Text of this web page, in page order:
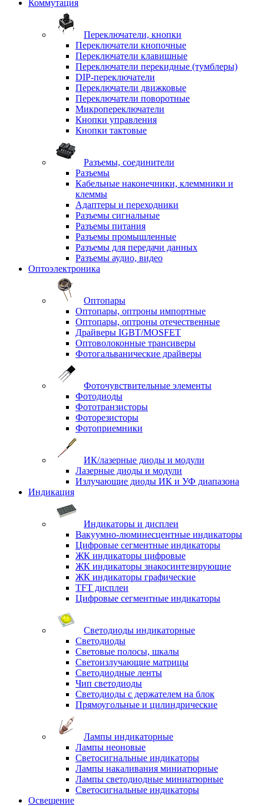
Коммутация
Переключатели, кнопки
Переключатели кнопочные
Переключатели клавишные
Переключатели перекидные (тумблеры)
DIP-переключатели
Переключатели движковые
Переключатели поворотные
Микропереключатели
Кнопки управления
Кнопки тактовые
Разъемы, соединители
Разъемы
Кабельные наконечники, клеммники и
клеммы
Адаптеры и переходники
Разъемы сигнальные
Разъемы питания
Разъемы промышленные
Разъемы для передачи данных
Разъемы аудио, видео
Оптоэлектроника
Оптопары
Оптопары, оптроны импортные
Оптопары, оптроны отечественные
Драйверы IGBT/MOSFET
Оптоволоконные трансиверы
Фотогальванические драйверы
Фоточувствительные элементы
Фотодиоды
Фототранзисторы
Фоторезисторы
Фотоприемники
ИК/лазерные диоды и модули
Лазерные диоды и модули
Излучающие диоды ИК и УФ диапазона
Индикация
Индикаторы и дисплеи
Вакуумно-люминесцентные индикаторы
Цифровые сегментные индикаторы
ЖК индикаторы цифровые
ЖК индикаторы знакосинтезирующие
ЖК индикаторы графические
TFT дисплеи
Цифровые сегментные индикаторы
Светодиоды индикаторные
Светодиоды
Световые полосы, шкалы
Светоизлучающие матрицы
Светодиодные ленты
Чип светодиоды
Светодиоды с держателем на блок
Прямоугольные и цилиндрические
Лампы индикаторные
Лампы неоновые
Светосигнальные индикаторы
Лампы накаливания миниатюрные
Лампы светодиодные миниатюрные
Светосигнальные индикаторы
Освещение